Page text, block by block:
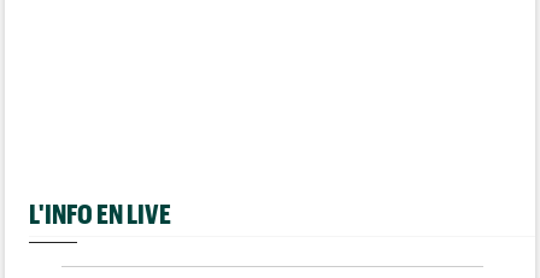
L'INFO EN LIVE